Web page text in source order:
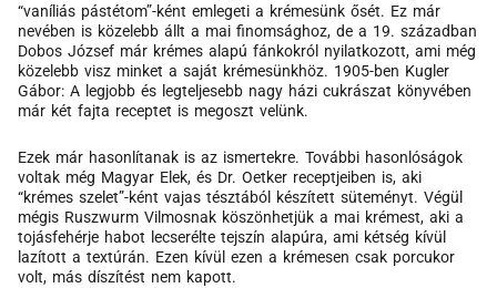
“vaníliás pástétom”-ként emlegeti a krémesünk ősét. Ez már
nevében is közelebb állt a mai finomsághoz, de a 19. században
Dobos József már krémes alapú fánkokról nyilatkozott, ami még
közelebb visz minket a saját krémesünkhöz. 1905-ben Kugler
Gábor: A legjobb és legteljesebb nagy házi cukrászat könyvében
már két fajta receptet is megoszt velünk.
Ezek már hasonlítanak is az ismertekre. További hasonlóságok
voltak még Magyar Elek, és Dr. Oetker receptjeiben is, aki
“krémes szelet”-ként vajas tésztából készített süteményt. Végül
mégis Ruszwurm Vilmosnak köszönhetjük a mai krémest, aki a
tojásfehérje habot lecserélte tejszín alapúra, ami kétség kívül
lazított a textúrán. Ezen kívül ezen a krémesen csak porcukor
volt, más díszítést nem kapott.